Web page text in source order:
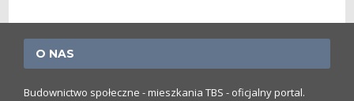
O NAS
Budownictwo społeczne - mieszkania TBS - oficjalny portal.